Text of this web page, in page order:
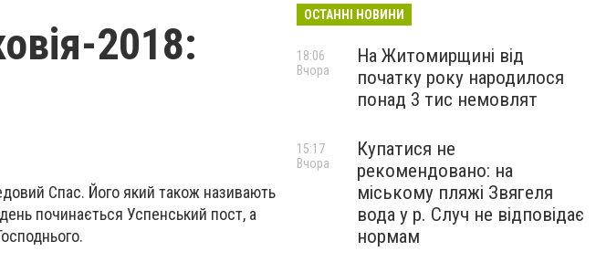
2018:
Спас. Його який також називають
починається Успенський пост, а
ОСТАННІ НОВИНИ
На Житомирщині від
початку року народилося
понад 3 тис немовлят
18:06
Вчора
Купатися не
рекомендовано: на
міському пляжі Звягеля
вода у р. Случ не відповідає
нормам
15:17
Вчора